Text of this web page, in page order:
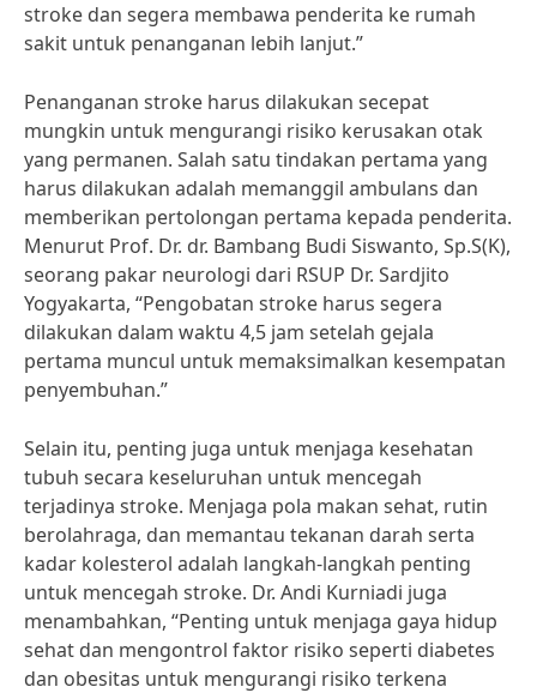
stroke dan segera membawa penderita ke rumah
sakit untuk penanganan lebih lanjut.”
Penanganan stroke harus dilakukan secepat
mungkin untuk mengurangi risiko kerusakan otak
yang permanen. Salah satu tindakan pertama yang
harus dilakukan adalah memanggil ambulans dan
memberikan pertolongan pertama kepada penderita.
Menurut Prof. Dr. dr. Bambang Budi Siswanto, Sp.S(K),
seorang pakar neurologi dari RSUP Dr. Sardjito
Yogyakarta, “Pengobatan stroke harus segera
dilakukan dalam waktu 4,5 jam setelah gejala
pertama muncul untuk memaksimalkan kesempatan
penyembuhan.”
Selain itu, penting juga untuk menjaga kesehatan
tubuh secara keseluruhan untuk mencegah
terjadinya stroke. Menjaga pola makan sehat, rutin
berolahraga, dan memantau tekanan darah serta
kadar kolesterol adalah langkah-langkah penting
untuk mencegah stroke. Dr. Andi Kurniadi juga
menambahkan, “Penting untuk menjaga gaya hidup
sehat dan mengontrol faktor risiko seperti diabetes
dan obesitas untuk mengurangi risiko terkena